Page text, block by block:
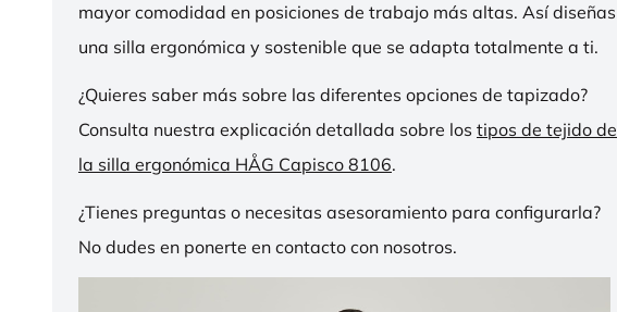
mayor comodidad en posiciones de trabajo más altas. Así diseñas
una silla ergonómica y sostenible que se adapta totalmente a ti.
¿Quieres saber más sobre las diferentes opciones de tapizado?
Consulta nuestra explicación detallada sobre los tipos de tejido de
la silla ergonómica HÅG Capisco 8106.
¿Tienes preguntas o necesitas asesoramiento para configurarla?
No dudes en ponerte en contacto con nosotros.